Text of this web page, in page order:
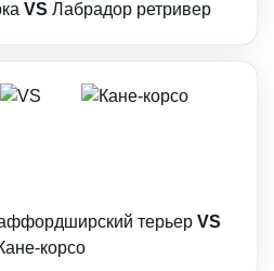
VS Лабрадор ретривер
терьер VS
корсо